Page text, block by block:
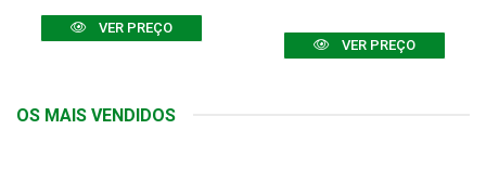
VER PREÇO
VER PREÇO
OS MAIS VENDIDOS